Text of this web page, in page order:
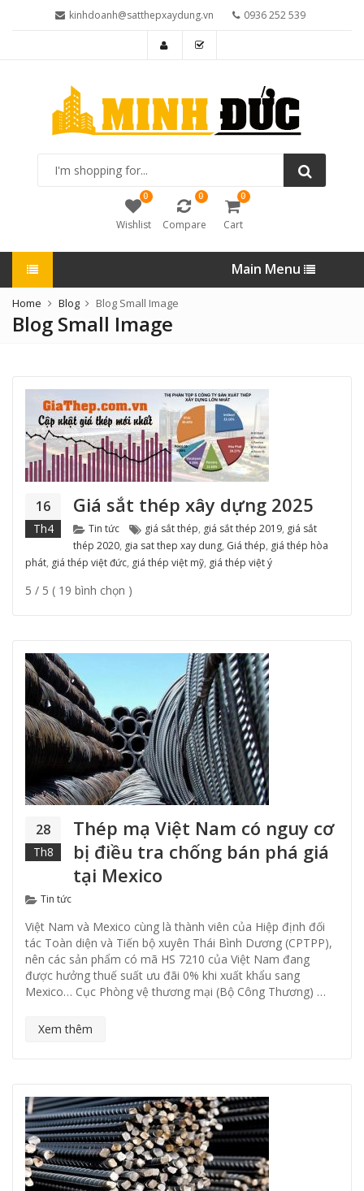
kinhdoanh@satthepxaydung.vn 0936 252 539
shopping
0
Wishlist
0
Compare
0
Cart
Main Menu
Home Blog Blog Small Image
Blog Small Image
16
Th4
Giá sắt thép xây dựng 2025
Categories
Tin tức Tags
giá sắt thép, giá sắt thép 2019, giá sắt
thép 2020, gia sat thep xay dung, Giá thép, giá thép hòa
phát, giá thép việt đức, giá thép việt mỹ, giá thép việt ý
5 / 5 ( 19 bình chọn )
28
Th8
Thép mạ Việt Nam có nguy cơ
bị điều tra chống bán phá giá
tại Mexico
Categories
Tin tức
Việt Nam và Mexico cùng là thành viên của Hiệp định đối
tác Toàn diện và Tiến bộ xuyên Thái Bình Dương (CPTPP),
nên các sản phẩm có mã HS 7210 của Việt Nam đang
được hưởng thuế suất ưu đãi 0% khi xuất khẩu sang
Mexico… Cục Phòng vệ thương mại (Bộ Công Thương) …
Xem thêm